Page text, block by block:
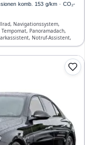
komb. 153 g/km · CO₂-
Navigationssystem,
Panoramadach,
Notruf-Assistent,